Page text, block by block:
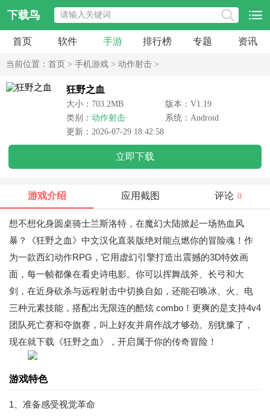
下载鸟
首页 软件 手游 排行榜 专题 资讯
当前位置： 首页 > 手机游戏 > 动作射击 >
狂野之血
大小：703.2MB
版本：V1.19
类别： 动作射击
系统：Android
更新：2026-07-29 18:42:58
立即下载
游戏介绍 应用截图 评论 0
想不想化身圆桌骑士兰斯洛特，在魔幻大陆掀起一场热血风
暴？《狂野之血》中文汉化直装版绝对能点燃你的冒险魂！作
为一款西幻动作RPG，它用虚幻引擎打造出震撼的3D特效画
面，每一帧都像在看史诗电影。你可以挥舞战斧、长弓和大
剑，在近身砍杀与远程射击中切换自如，还能召唤冰、火、电
三种元素技能，搭配出无限连的酷炫 combo！更爽的是支持4v4
团队死亡赛和夺旗赛，叫上好友并肩作战才够劲。别犹豫了，
现在就下载《狂野之血》，开启属于你的传奇冒险！
游戏特色
1、准备感受视觉革命